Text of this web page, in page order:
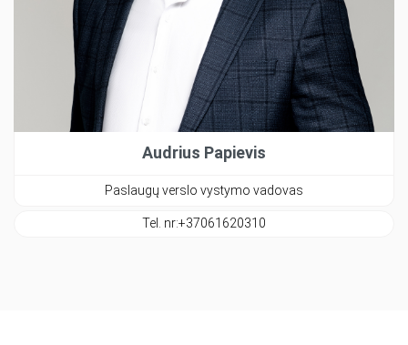
Audrius Papievis
Paslaugų verslo vystymo vadovas
Tel. nr:+37061620310